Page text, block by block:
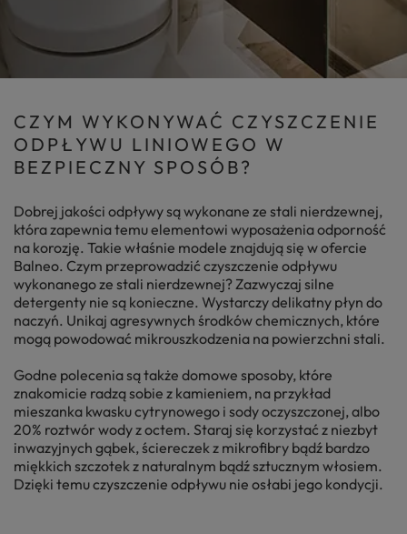
CZYM WYKONYWAĆ CZYSZCZENIE
ODPŁYWU LINIOWEGO W
BEZPIECZNY SPOSÓB?
Dobrej jakości odpływy są wykonane ze stali nierdzewnej,
która zapewnia temu elementowi wyposażenia odporność
na korozję. Takie właśnie modele znajdują się w ofercie
Balneo. Czym przeprowadzić czyszczenie odpływu
wykonanego ze stali nierdzewnej? Zazwyczaj silne
detergenty nie są konieczne. Wystarczy delikatny płyn do
naczyń. Unikaj agresywnych środków chemicznych, które
mogą powodować mikrouszkodzenia na powierzchni stali.
Godne polecenia są także domowe sposoby, które
znakomicie radzą sobie z kamieniem, na przykład
mieszanka kwasku cytrynowego i sody oczyszczonej, albo
20% roztwór wody z octem. Staraj się korzystać z niezbyt
inwazyjnych gąbek, ściereczek z mikrofibry bądź bardzo
miękkich szczotek z naturalnym bądź sztucznym włosiem.
Dzięki temu czyszczenie odpływu nie osłabi jego kondycji.